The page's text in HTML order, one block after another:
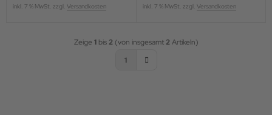
inkl. 7 % MwSt. zzgl. Versandkosten
inkl. 7 % MwSt. zzgl. Versandkosten
Zeige 1bis2(von insgesamt2Artikeln)
1